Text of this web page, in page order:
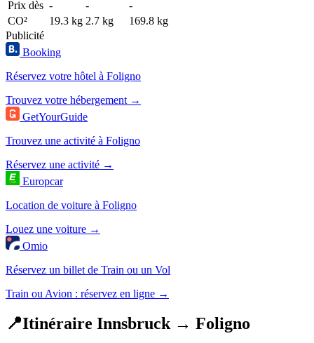
Prix dès - -
-
CO²
19.3 kg 2.7 kg
169.8 kg
Publicité
Booking
Réservez votre hôtel à Foligno
Trouvez votre hébergement →
GetYourGuide
Trouvez une activité à Foligno
Réservez une activité →
Europcar
Location de voiture à Foligno
Louez une voiture →
Omio
Réservez un billet de Train ou un Vol
Train ou Avion : réservez en ligne →
📍Itinéraire Innsbruck → Foligno